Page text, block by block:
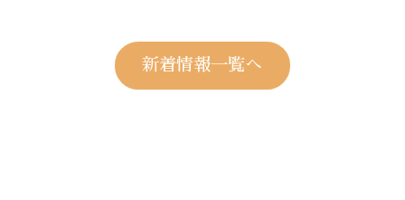
新着情報一覧へ